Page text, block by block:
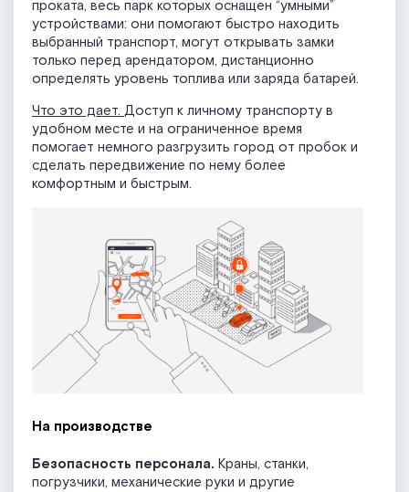
проката, весь парк которых оснащен “умными”
устройствами: они помогают быстро находить
выбранный транспорт, могут открывать замки
только перед арендатором, дистанционно
определять уровень топлива или заряда батарей.
Что это дает. Доступ к личному транспорту в
удобном месте и на ограниченное время
помогает немного разгрузить город от пробок и
сделать передвижение по нему более
комфортным и быстрым.
На производстве
Безопасность персонала. Краны, станки,
погрузчики, механические руки и другие